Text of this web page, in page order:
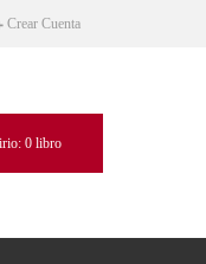
Crear Cuenta
0 libro